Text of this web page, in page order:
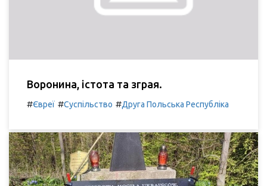
Воронина, істота та зграя.
#Євреї #Суспільство #Друга Польська Республіка